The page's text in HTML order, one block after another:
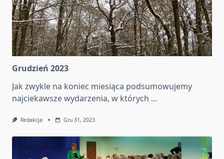
Grudzień 2023
Jak zwykle na koniec miesiąca podsumowujemy
najciekawsze wydarzenia, w których ...
Redakcja Gru 31, 2023